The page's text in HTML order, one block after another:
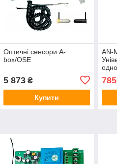
Оптичні сенсори A-
box/OSE
5 873₴
Купити
AN-
785